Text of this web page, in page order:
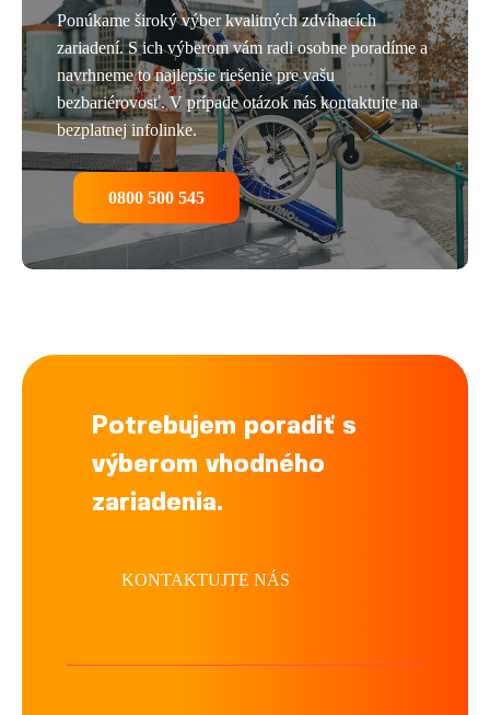
Ponúkame široký výber kvalitných zdvíhacích
zariadení. S ich výberom vám radi osobne poradíme a
navrhneme to najlepšie riešenie pre vašu
bezbariérovosť. V prípade otázok nás kontaktujte na
bezplatnej infolinke.
0800 500 545
Potrebujem poradiť s
výberom vhodného
zariadenia.
KONTAKTUJTE NÁS